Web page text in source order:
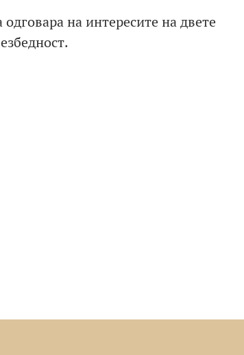
на интересите на двете